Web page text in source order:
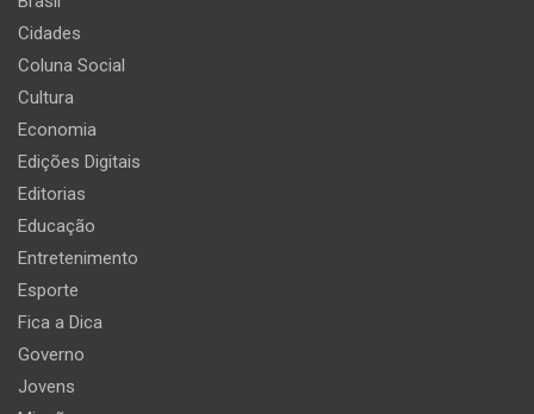
Cidades
Coluna Social
Cultura
Economia
Edições Digitais
Editorias
Educação
Entretenimento
Esporte
Fica a Dica
Governo
Jovens